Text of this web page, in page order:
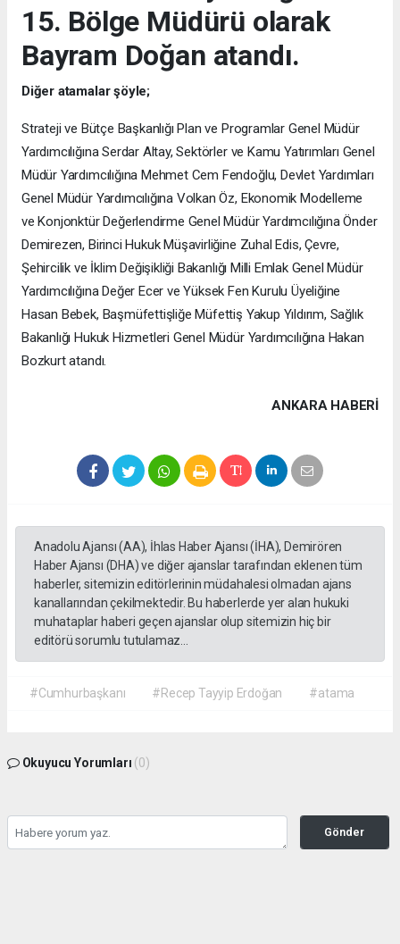
15. Bölge Müdürü olarak
Bayram Doğan atandı.
Diğer atamalar şöyle;
Strateji ve Bütçe Başkanlığı Plan ve Programlar Genel Müdür
Yardımcılığına Serdar Altay, Sektörler ve Kamu Yatırımları Genel
Müdür Yardımcılığına Mehmet Cem Fendoğlu, Devlet Yardımları
Genel Müdür Yardımcılığına Volkan Öz, Ekonomik Modelleme
ve Konjonktür Değerlendirme Genel Müdür Yardımcılığına Önder
Demirezen, Birinci Hukuk Müşavirliğine Zuhal Edis, Çevre,
Şehircilik ve İklim Değişikliği Bakanlığı Milli Emlak Genel Müdür
Yardımcılığına Değer Ecer ve Yüksek Fen Kurulu Üyeliğine
Hasan Bebek, Başmüfettişliğe Müfettiş Yakup Yıldırım, Sağlık
Bakanlığı Hukuk Hizmetleri Genel Müdür Yardımcılığına Hakan
Bozkurt atandı.
ANKARA HABERİ
Anadolu Ajansı (AA), İhlas Haber Ajansı (İHA), Demirören
Haber Ajansı (DHA) ve diğer ajanslar tarafından eklenen tüm
haberler, sitemizin editörlerinin müdahalesi olmadan ajans
kanallarından çekilmektedir. Bu haberlerde yer alan hukuki
muhataplar haberi geçen ajanslar olup sitemizin hiç bir
editörü sorumlu tutulamaz...
#Cumhurbaşkanı #Recep Tayyip Erdoğan #atama
Okuyucu Yorumları (0)
Gönder